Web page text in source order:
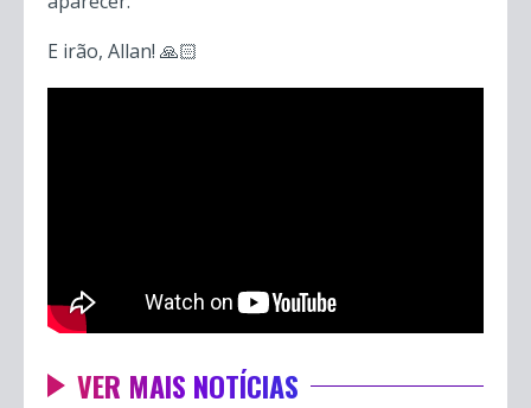
E irão, Allan! 🙏🏻
VER MAIS NOTÍCIAS